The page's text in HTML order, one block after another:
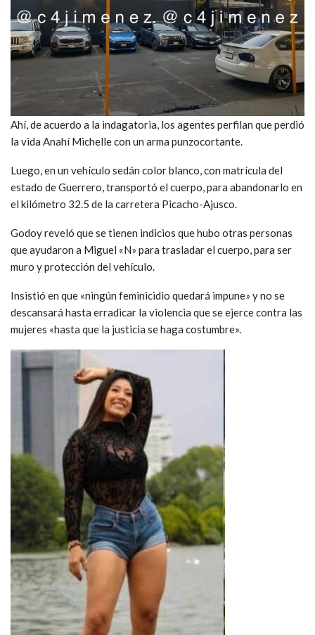
Ahí, de acuerdo a la indagatoria, los agentes perfilan que perdió
la vida Anahí Michelle con un arma punzocortante.
Luego, en un vehículo sedán color blanco, con matrícula del
estado de Guerrero, transportó el cuerpo, para abandonarlo en
el kilómetro 32.5 de la carretera Picacho-Ajusco.
Godoy reveló que se tienen indicios que hubo otras personas
que ayudaron a Miguel «N» para trasladar el cuerpo, para ser
muro y protección del vehículo.
Insistió en que «ningún feminicidio quedará impune» y no se
descansará hasta erradicar la violencia que se ejerce contra las
mujeres «hasta que la justicia se haga costumbre».